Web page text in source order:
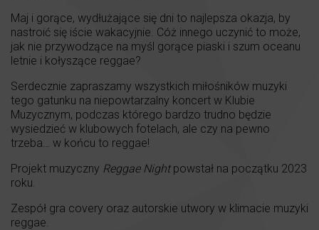
Maj i gorące, wydłużające się dni to najlepsza okazja, by
nastroić się iście wakacyjnie. Cóż innego uczynić to może,
jak nie przywodzące na myśl gorące piaski i szum oceanu
letnie i kołyszące reggae?
Serdecznie zapraszamy wszystkich miłośników muzyki
tego gatunku na niepowtarzalny koncert w Klubie
Muzycznym, podczas którego bardzo trudno będzie
wysiedzieć w klubowych fotelach, ale czy na pewno
trzeba… w końcu to reggae!
Projekt muzyczny Reggae Nightpowstał na początku 2023
roku.
Zespół gra covery oraz autorskie utwory w klimacie muzyki
reggae.